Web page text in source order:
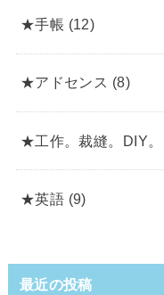
★手帳 (12)
★アドセンス (8)
★工作。裁縫。DIY。
★英語 (9)
最近の投稿